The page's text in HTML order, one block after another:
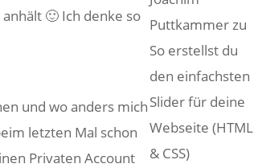
🙂 Ich denke so
und wo anders mich
letzten Mal schon
Privaten Account
Puttkammerzu
So erstellst du
den einfachsten
Slider für deine
Webseite (HTML
& CSS)